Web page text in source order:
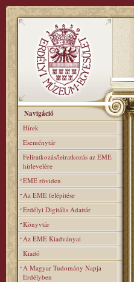
Navigáció
Hírek
Eseménytár
Feliratkozás/leiratkozás az EME
hírlevelére
EME röviden
Az EME felépitése
Erdélyi Digitális Adattár
Könyvtár
Az EME Kiadványai
Kiadó
A Magyar Tudomány Napja
Erdélyben